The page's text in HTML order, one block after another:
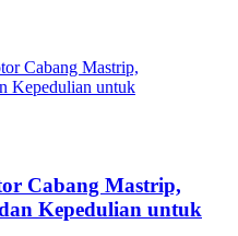
Cabang Mastrip,
Kepedulian untuk